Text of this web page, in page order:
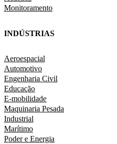
Monitoramento
INDÚSTRIAS
Aeroespacial
Automotivo
Engenharia Civil
Educação
E-mobilidade
Maquinaria Pesada
Industrial
Marítimo
Poder e Energia